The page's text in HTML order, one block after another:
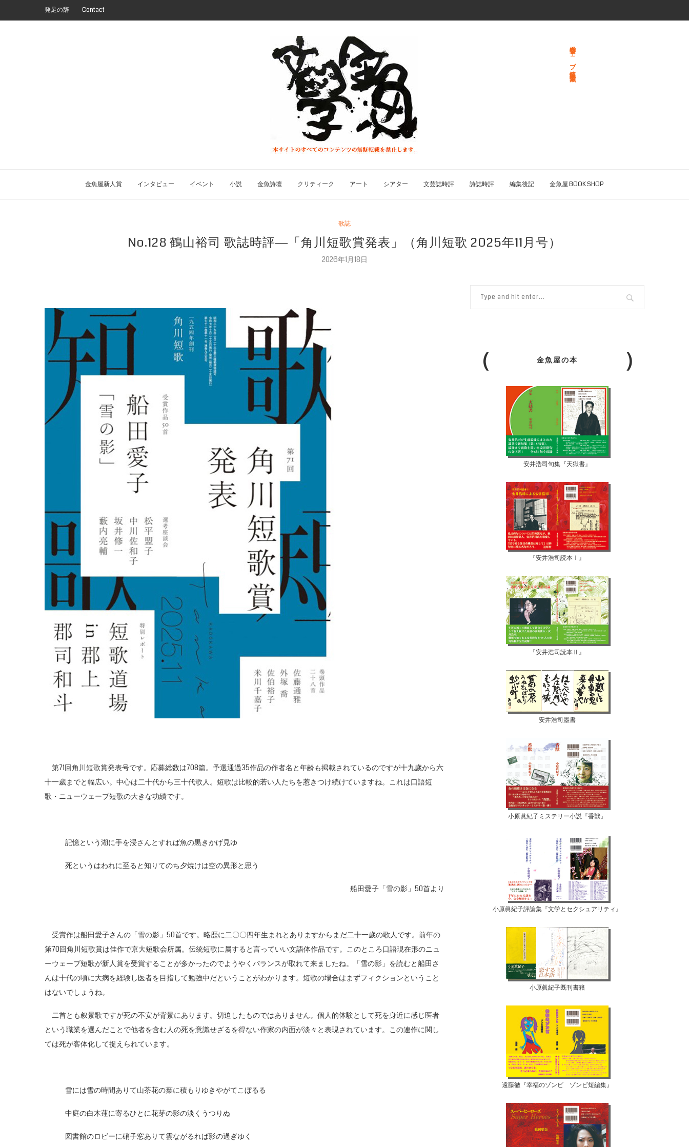
発足の辞 Contact
総合文学ウェブ情報誌 文学金魚
金魚屋新人賞 インタビュー イベント 小説 金魚詩壇 クリティーク アート シアター 文芸誌時評 詩誌時評 編集後記 金魚屋 BOOK SHOP
歌誌
No.128 鶴山裕司 歌誌時評―「角川短歌賞発表」（角川短歌 2025年11月号）
2026年1月18日
第71回角川短歌賞発表号です。応募総数は708篇。予選通過35作品の作者名と年齢も掲載されているのですが十九歲から六
十一歲までと幅広い。中心は二十代から三十代歌人。短歌は比較的若い人たちを惹きつけ続けていますね。これは口語短
歌・ニューウェーブ短歌の大きな功績です。
記憶という湖に手を浸さんとすれば魚の黒きかげ見ゆ
死というはわれに至ると知りてのち夕焼けは空の異形と思う
船田愛子「雪の影」50首より
受賞作は船田愛子さんの「雪の影」50首です。略歴に二〇〇四年生まれとありますからまだ二十一歲の歌人です。前年の
第70回角川短歌賞は佳作で京大短歌会所属。伝統短歌に属すると言っていい文語体作品です。このところ口語現在形のニュ
ーウェーブ短歌が新人賞を受賞することが多かったのでようやくバランスが取れて来ましたね。「雪の影」を読むと船田さ
んは十代の頃に大病を経験し医者を目指して勉強中だということがわかります。短歌の場合はまずフィクションということ
はないでしょうね。
二首とも叙景歌ですが死の不安が背景にあります。切迫したものではありません。個人的体験として死を身近に感じ医者
という職業を選んだことで他者を含む人の死を意識せざるを得ない作家の内面が淡々と表現されています。この連作に関し
ては死が客体化して捉えられています。
雪には雪の時間ありて山茶花の葉に積もりゆきやがてこぼるる
中庭の白木蓮に寄るひとに花芽の影の淡くうつりぬ
図書館のロビーに硝子窓ありて雲ながるれば影の過ぎゆく
金魚屋の本
安井浩司句集『天獄書』
『安井浩司読本Ⅰ』
『安井浩司読本Ⅱ』
安井浩司墨書
小原眞紀子ミステリー小説『香獣』
小原眞紀子評論集『文学とセクシュアリティ』
小原眞紀子既刊書籍
遠藤徹『幸福のゾンビ ゾンビ短編集』